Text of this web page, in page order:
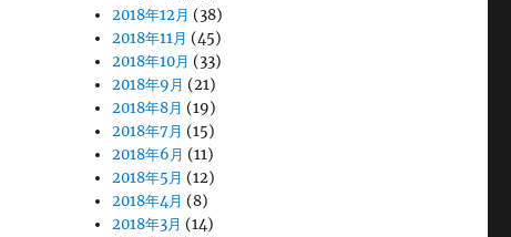
2018年12月 (38)
2018年11月 (45)
2018年10月 (33)
2018年9月 (21)
2018年8月 (19)
2018年7月 (15)
2018年6月 (11)
2018年5月 (12)
2018年4月 (8)
2018年3月 (14)